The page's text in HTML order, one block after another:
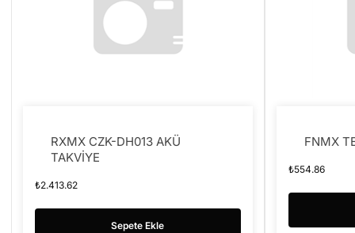
RXMX CZK-DH013 AKÜ
TAKVİYE
₺2.413.62
Sepete Ekle
FNMX
₺554.86